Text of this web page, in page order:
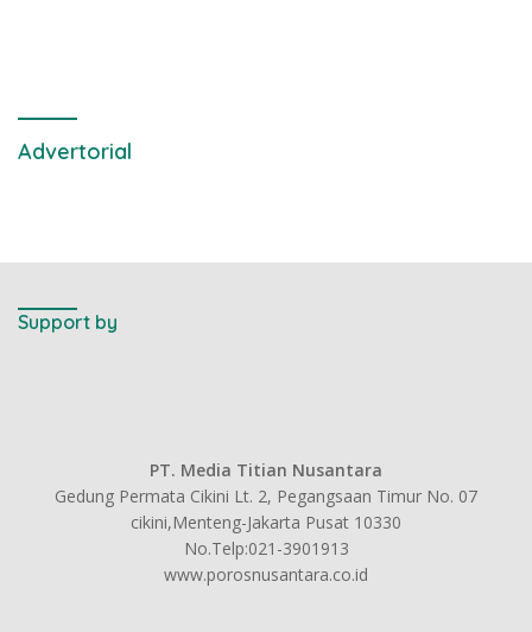
Advertorial
Support by
PT. Media Titian Nusantara
Gedung Permata Cikini Lt. 2, Pegangsaan Timur No. 07
cikini,Menteng-Jakarta Pusat 10330
No.Telp:021-3901913
www.porosnusantara.co.id